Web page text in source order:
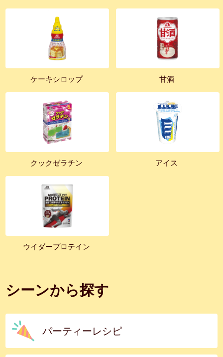
ケーキシロップ 甘酒
クックゼラチン アイス
ウイダープロテイン
シーンから探す
パーティーレシピ